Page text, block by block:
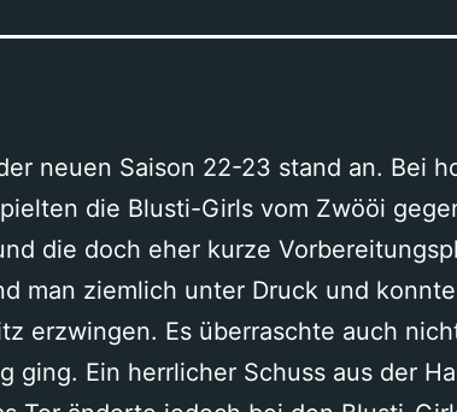
neuen Saison 22-23 stand an. Bei
die Blusti-Girls vom Zwööi
die doch eher kurze
man ziemlich unter Druck und
erzwingen. Es überraschte auch
ging. Ein herrlicher Schuss aus der